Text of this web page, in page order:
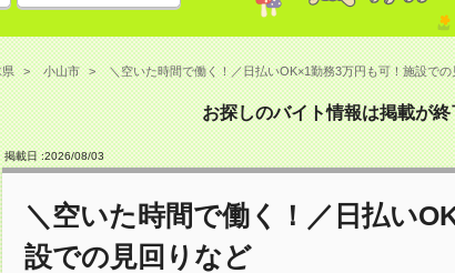
小山市 ＼空いた時間で働く！／日払いOK×1勤務3万円も可！施設で
お探しのバイト情報は掲載が
掲載日 :2026/08/03
＼空いた時間で働く！／日払い
設での見回りなど